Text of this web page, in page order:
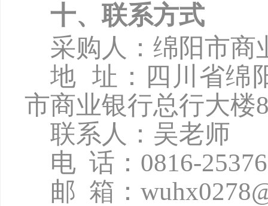
十、联系方式
采购人：绵阳市商
地 址：四川省绵
市商业银行总行大楼
联系人：吴老师
电 话： 0816-
邮 箱：